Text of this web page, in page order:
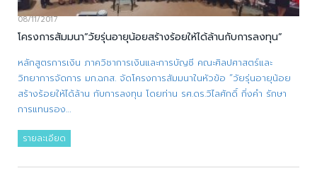
08/11/2017
โครงการสัมมนา”วัยรุ่นอายุน้อยสร้างร้อยให้ได้ล้านกับการลงทุน”
หลักสูตรการเงิน ภาควิชาการเงินและการบัญชี คณะศิลปศาสตร์และ
วิทยาการจัดการ มก.ฉกส. จัดโครงการสัมมนาในหัวข้อ “วัยรุ่นอายุน้อย
สร้างร้อยให้ได้ล้าน กับการลงทุน โดยท่าน รศ.ดร.วิไลศักดิ์ กิ่งคำ รักษา
การแทนรอง…
รายละเอียด